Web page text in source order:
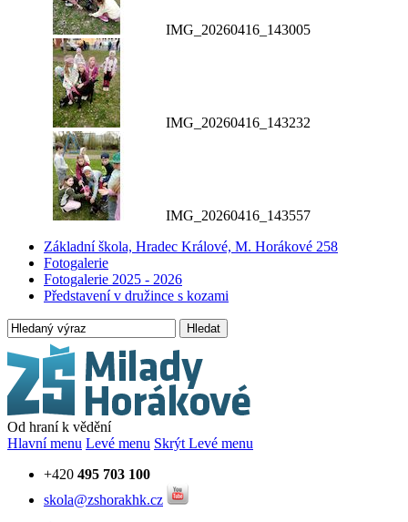
IMG_20260416_143005
IMG_20260416_143232
IMG_20260416_143557
Základní škola, Hradec Králové, M. Horákové 258
Fotogalerie
Fotogalerie 2025 - 2026
Představení v družince s kozami
Hledat
Od hraní k vědění
Hlavní menu Levé menu Skrýt Levé menu
+420 495 703 100
skola@zshorakhk.cz